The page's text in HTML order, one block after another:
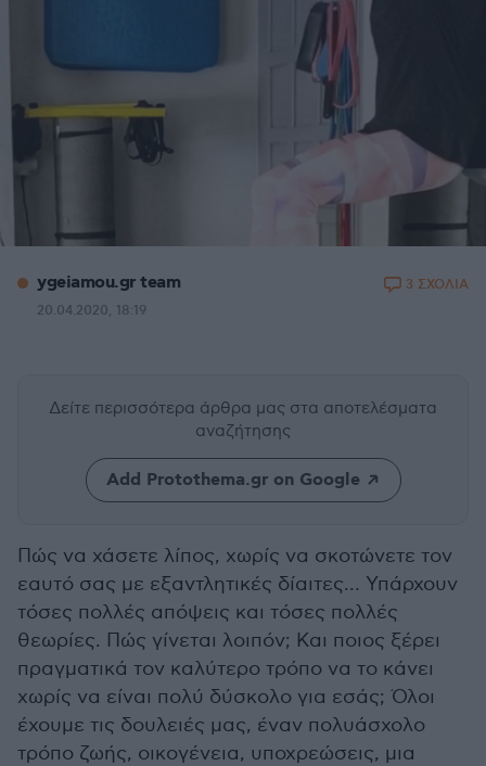
ygeiamou.gr team
20.04.2020, 18:19
3 ΣΧΟΛΙΑ
Δείτε περισσότερα άρθρα μας στα αποτελέσματα
αναζήτησης
Add Protothema.gr on Google
Πώς να χάσετε λίπος, χωρίς να σκοτώνετε τον
εαυτό σας με εξαντλητικές δίαιτες… Υπάρχουν
τόσες πολλές απόψεις και τόσες πολλές
θεωρίες. Πώς γίνεται λοιπόν; Και ποιος ξέρει
πραγματικά τον καλύτερο τρόπο να το κάνει
χωρίς να είναι πολύ δύσκολο για εσάς; Όλοι
έχουμε τις δουλειές μας, έναν πολυάσχολο
τρόπο ζωής, οικογένεια, υποχρεώσεις, μια